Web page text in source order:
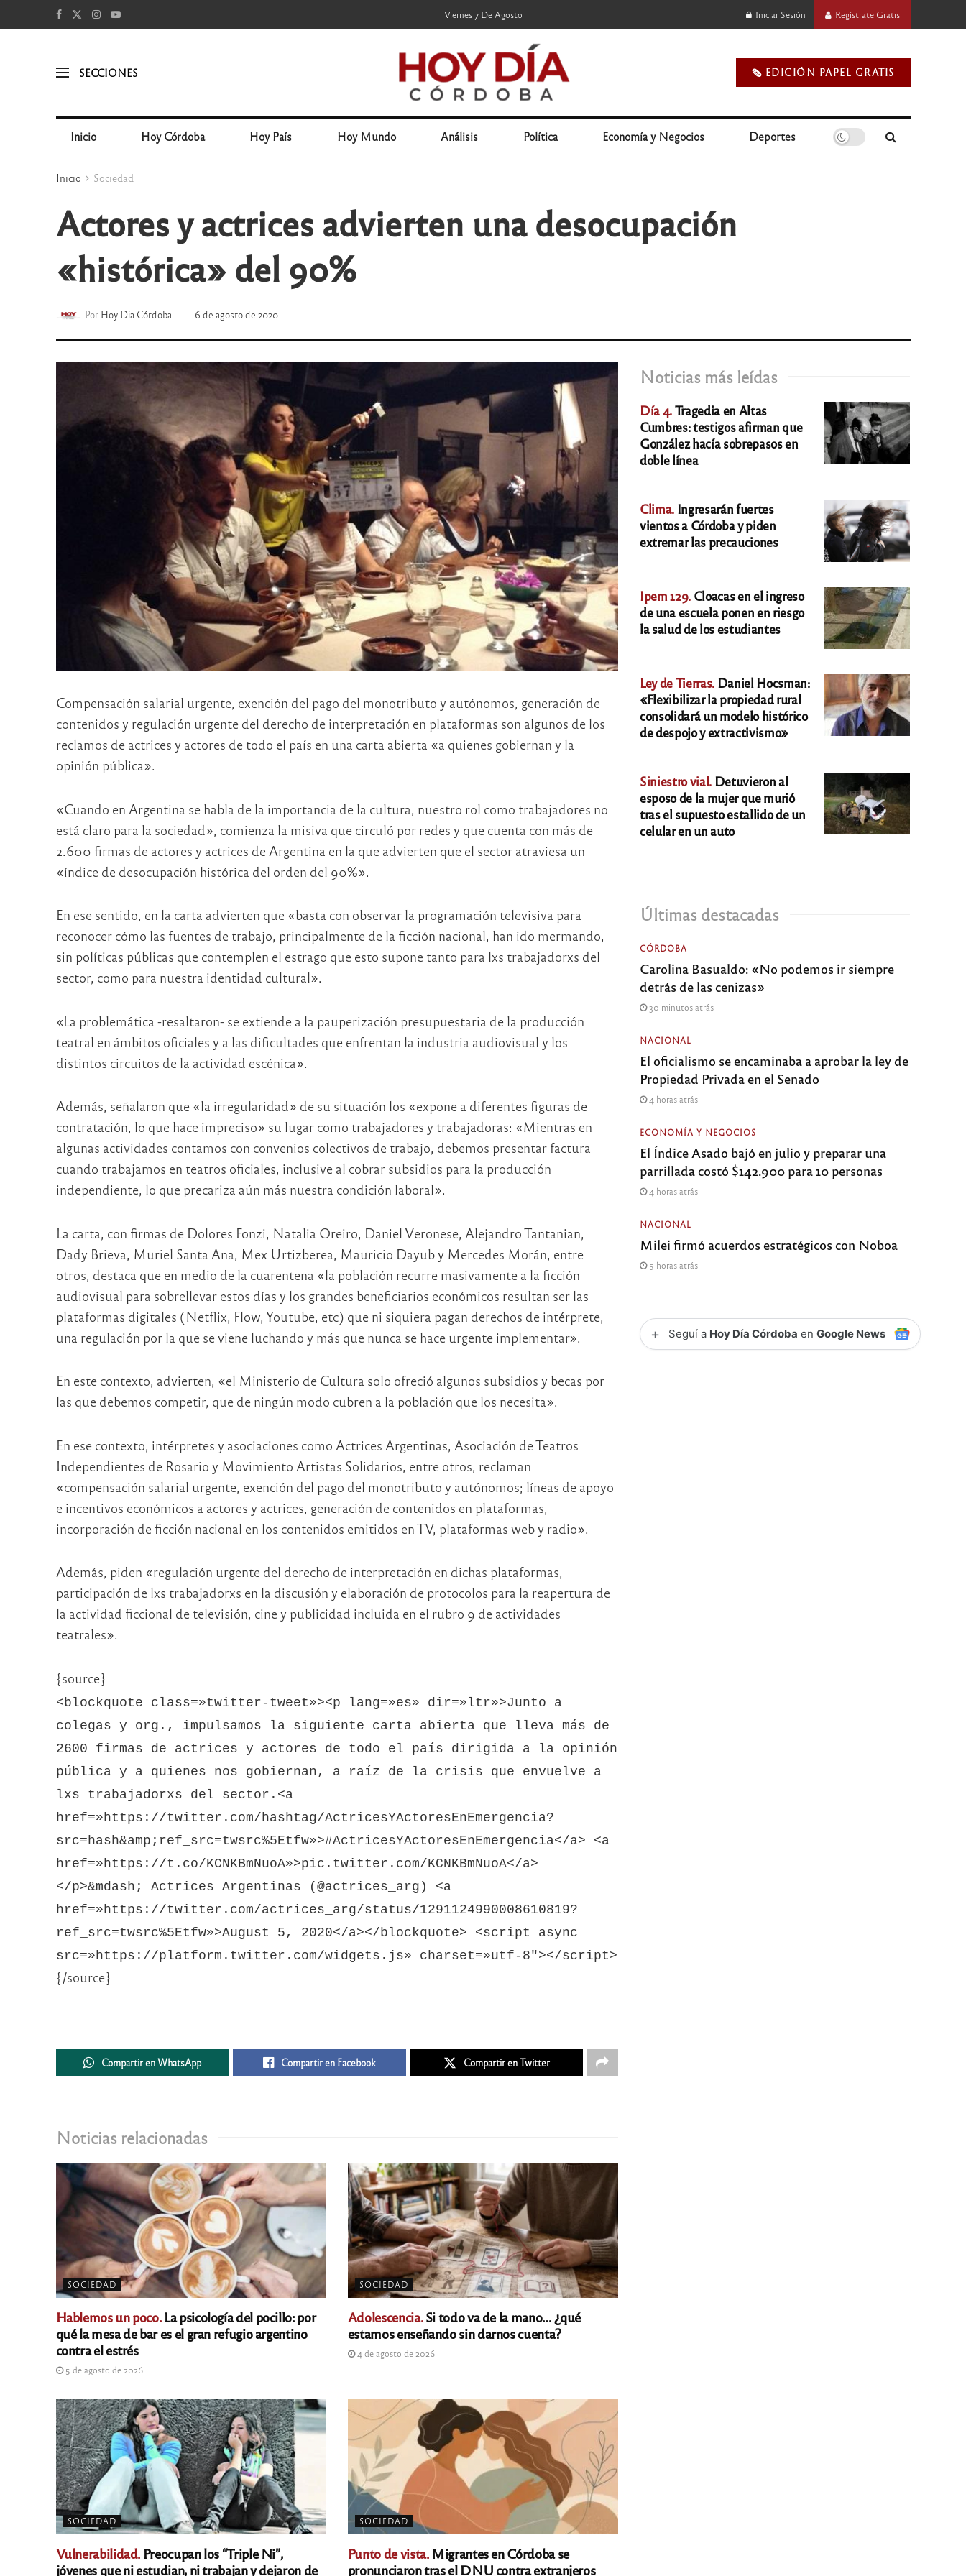
Viernes 7 De Agosto Iniciar Sesión Regístrate Gratis
SECCIONES 🗞️ EDICIÓN PAPEL GRATIS
Inicio Hoy Córdoba Hoy País Hoy Mundo Análisis Política Economía y Negocios Deportes
Inicio Sociedad
Actores y actrices advierten una desocupación
«histórica» del 90%
Por Hoy Dia Córdoba 6 de agosto de 2020
Compensación salarial urgente, exención del pago del monotributo y autónomos, generación de
contenidos y regulación urgente del derecho de interpretación en plataformas son algunos de los
reclamos de actrices y actores de todo el país en una carta abierta «a quienes gobiernan y la
opinión pública».
«Cuando en Argentina se habla de la importancia de la cultura, nuestro rol como trabajadores no
está claro para la sociedad», comienza la misiva que circuló por redes y que cuenta con más de
2.600 firmas de actores y actrices de Argentina en la que advierten que el sector atraviesa un
«índice de desocupación histórica del orden del 90%».
En ese sentido, en la carta advierten que «basta con observar la programación televisiva para
reconocer cómo las fuentes de trabajo, principalmente de la ficción nacional, han ido mermando,
sin políticas públicas que contemplen el estrago que esto supone tanto para lxs trabajadorxs del
sector, como para nuestra identidad cultural».
«La problemática -resaltaron- se extiende a la pauperización presupuestaria de la producción
teatral en ámbitos oficiales y a las dificultades que enfrentan la industria audiovisual y los
distintos circuitos de la actividad escénica».
Además, señalaron que «la irregularidad» de su situación los «expone a diferentes figuras de
contratación, lo que hace impreciso» su lugar como trabajadores y trabajadoras: «Mientras en
algunas actividades contamos con convenios colectivos de trabajo, debemos presentar factura
cuando trabajamos en teatros oficiales, inclusive al cobrar subsidios para la producción
independiente, lo que precariza aún más nuestra condición laboral».
La carta, con firmas de Dolores Fonzi, Natalia Oreiro, Daniel Veronese, Alejandro Tantanian,
Dady Brieva, Muriel Santa Ana, Mex Urtizberea, Mauricio Dayub y Mercedes Morán, entre
otros, destaca que en medio de la cuarentena «la población recurre masivamente a la ficción
audiovisual para sobrellevar estos días y los grandes beneficiarios económicos resultan ser las
plataformas digitales (Netflix, Flow, Youtube, etc) que ni siquiera pagan derechos de intérprete,
una regulación por la que se viene luchando y más que nunca se hace urgente implementar».
En este contexto, advierten, «el Ministerio de Cultura solo ofreció algunos subsidios y becas por
las que debemos competir, que de ningún modo cubren a la población que los necesita».
En ese contexto, intérpretes y asociaciones como Actrices Argentinas, Asociación de Teatros
Independientes de Rosario y Movimiento Artistas Solidarios, entre otros, reclaman
«compensación salarial urgente, exención del pago del monotributo y autónomos; líneas de apoyo
e incentivos económicos a actores y actrices, generación de contenidos en plataformas,
incorporación de ficción nacional en los contenidos emitidos en TV, plataformas web y radio».
Además, piden «regulación urgente del derecho de interpretación en dichas plataformas,
participación de lxs trabajadorxs en la discusión y elaboración de protocolos para la reapertura de
la actividad ficcional de televisión, cine y publicidad incluida en el rubro 9 de actividades
teatrales».
{source}
<blockquote class=»twitter-tweet»><p lang=»es» dir=»ltr»>Junto a
colegas y org., impulsamos la siguiente carta abierta que lleva más de
2600 firmas de actrices y actores de todo el país dirigida a la opinión
pública y a quienes nos gobiernan, a raíz de la crisis que envuelve a
lxs trabajadorxs del sector.<a
href=»https://twitter.com/hashtag/ActricesYActoresEnEmergencia?
src=hash&amp;ref_src=twsrc%5Etfw»>#ActricesYActoresEnEmergencia</a> <a
href=»https://t.co/KCNKBmNuoA»>pic.twitter.com/KCNKBmNuoA</a>
</p>&mdash; Actrices Argentinas (@actrices_arg) <a
href=»https://twitter.com/actrices_arg/status/1291124990008610819?
ref_src=twsrc%5Etfw»>August 5, 2020</a></blockquote> <script async
src=»https://platform.twitter.com/widgets.js» charset=»utf-8″></script>
{/source}
Compartir en WhatsApp Compartir en Facebook Compartir en Twitter
Noticias relacionadas
SOCIEDAD
Hablemos un poco.La psicología del pocillo: por
qué la mesa de bar es el gran refugio argentino
contra el estrés
5 de agosto de 2026
SOCIEDAD
Adolescencia.Si todo va de la mano… ¿qué
estamos enseñando sin darnos cuenta?
4 de agosto de 2026
SOCIEDAD
Vulnerabilidad. Preocupan los “Triple Ni”,
jóvenes que ni estudian, ni trabajan y dejaron de
SOCIEDAD
Punto de vista.Migrantes en Córdoba se
pronunciaron tras el DNU contra extranjeros
Noticias más leídas
Día 4.Tragedia en Altas
Cumbres: testigos afirman que
González hacía sobrepasos en
doble línea
Clima. Ingresarán fuertes
vientos a Córdoba y piden
extremar las precauciones
Ipem 129. Cloacas en el ingreso
de una escuela ponen en riesgo
la salud de los estudiantes
Ley de Tierras. Daniel Hocsman:
«Flexibilizar la propiedad rural
consolidará un modelo histórico
de despojo y extractivismo»
Siniestro vial. Detuvieron al
esposo de la mujer que murió
tras el supuesto estallido de un
celular en un auto
Últimas destacadas
CÓRDOBA
Carolina Basualdo: «No podemos ir siempre
detrás de las cenizas»
30 minutos atrás
NACIONAL
El oficialismo se encaminaba a aprobar la ley de
Propiedad Privada en el Senado
4 horas atrás
ECONOMÍA Y NEGOCIOS
El Índice Asado bajó en julio y preparar una
parrillada costó $142.900 para 10 personas
4 horas atrás
NACIONAL
Milei firmó acuerdos estratégicos con Noboa
5 horas atrás
+ Seguí a Hoy Día Córdoba enGoogle News